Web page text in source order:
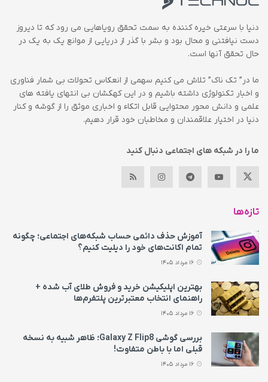
دنیا با سرعتی خیره کننده به سمت تحقق رویاهایی می رود که تا دیروز
دست نیافتنی و محال بود و بشر با گذر از دریایی از موانع یک به یک در
حال تحقق آنها است.
ما در” تک ناک” تلاش می کنیم سهمی از انعکاس تحولات بی شمار فناوری
و اخبار تکنولوژی داشته باشیم و در این کهکشان بی انتهای یافته های
علمی و دانش محور محتوایی قابل اتکاء و اخباری موثق را از گوشه و کنار
دنیا در اختیار علاقمندان و مخاطبان خود قرار دهیم.
ما را در شبکه های اجتماعی دنبال کنید
تازه‌ها
آموزش حذف دائمی حساب شبکه‌های اجتماعی؛ چگونه
تمام اکانت‌های خود را دیلیت کنیم؟
بهترین اپلیکیشن خرید و فروش طلای آب شده +
راهنمای انتخاب معتبرترین پلتفرم‌ها
بررسی گوشی Galaxy Z Flip8؛ ظاهر شبیه به نسخه
قبلی اما با باطن متفاوت!